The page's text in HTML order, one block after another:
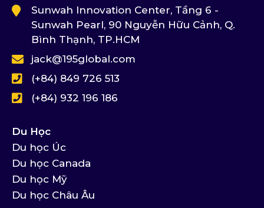
Sunwah Innovation Center, Tầng 6 -
Sunwah Pearl, 90 Nguyễn Hữu Cảnh, Q.
Bình Thạnh, TP.HCM
jack@195global.com
(+84) 849 726 513
(+84) 932 196 186
Du Học
Du học Úc
Du học Canada
Du học Mỹ
Du học Châu Âu